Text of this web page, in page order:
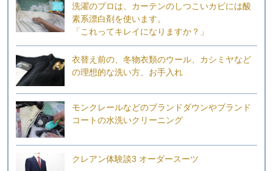
洗濯のプロは、カーテンのしつこいカビには酸
素系漂白剤を使います。
「これってキレイになりますか？」
衣替え前の、冬物衣類のウール、カシミヤなど
の理想的な洗い方、お手入れ
モンクレールなどのブランドダウンやブランド
コートの水洗いクリーニング
クレアン体験談3 オーダースーツ